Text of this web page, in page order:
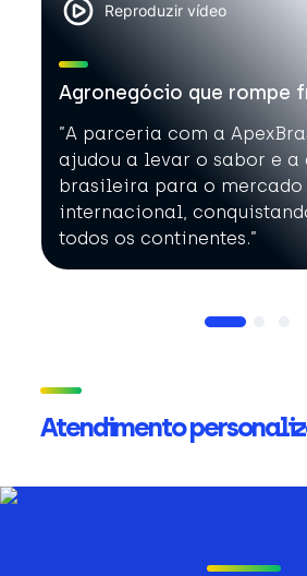
Reproduzir vídeo
Agronegócio que rompe
”A parceria com a
ajudou a levar o sabor e a
brasileira para o mercado
internacional,
todos os continentes.”
Atendimento